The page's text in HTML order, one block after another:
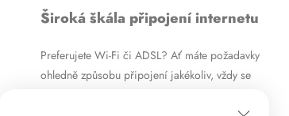
Široká škála připojení internetu
Preferujete Wi-Fi či ADSL? Ať máte požadavky
ohledně způsobu připojení jakékoliv, vždy se